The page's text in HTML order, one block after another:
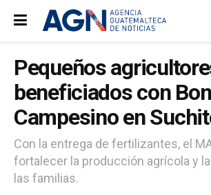
Pequeños
beneficiados con
Campesino en
Con la entrega de fertilizantes, el
fortalecer la producción agrícola y
las familias.